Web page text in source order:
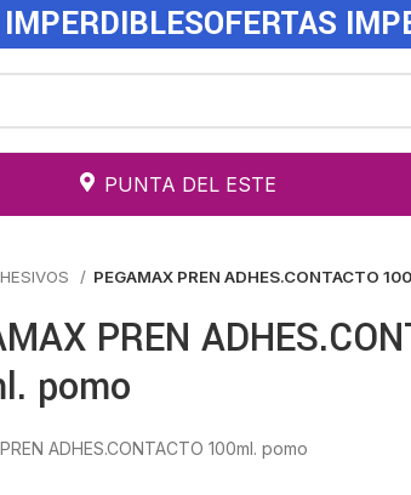
OFERTAS
PUNTA DEL ESTE
PEGAMAX PREN ADHES.CONTACTO
PREN
pomo
ADHES.CONTACTO 100ml. pomo